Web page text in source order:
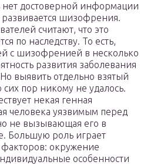
достоверной информации
шизофрения.
считают, что это
по наследству. То есть,
с шизофренией в несколько
развития заболевания
выявить отдельно взятый
пор никому не удалось.
некая генная
человека уязвимым перед
не вызывающая его в
Большую роль играет
окружение
особенности